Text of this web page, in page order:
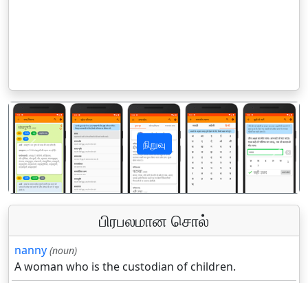
நிறுவு
पिछला अगला
பிரபலமான சொல்
nanny (noun)
A woman who is the custodian of children.